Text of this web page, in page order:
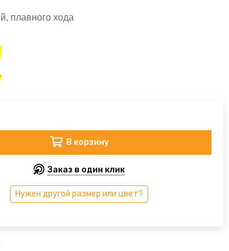
плавного хода
В корзину
Заказ в один клик
Нужен другой размер или цвет?